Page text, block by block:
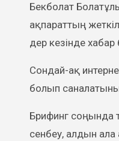
Бекболат
ақпараттың
дер кезінде
Сондай-ақ
болып
Брифинг соңында
сенбеу, алдын